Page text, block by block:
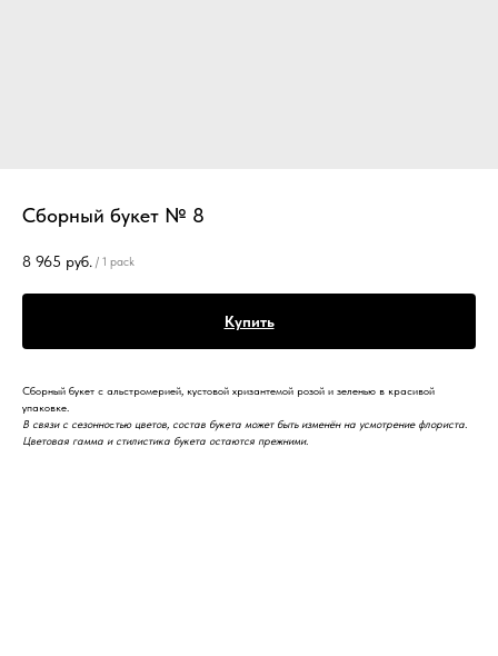
Сборный букет № 8
8 965 руб. / 1 pack
Купить
Сборный букет с альстромерией, кустовой хризантемой розой и зеленью в красивой
упаковке.
В связи с сезонностью цветов, состав букета может быть изменён на усмотрение флориста.
Цветовая гамма и стилистика букета остаются прежними.